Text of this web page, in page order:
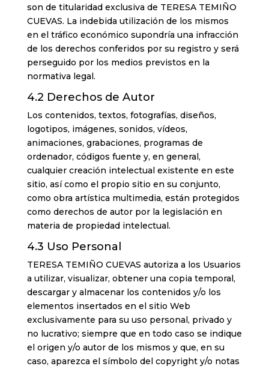
son de titularidad exclusiva de TERESA TEMIÑO
CUEVAS. La indebida utilización de los mismos
en el tráfico económico supondría una infracción
de los derechos conferidos por su registro y será
perseguido por los medios previstos en la
normativa legal.
4.2 Derechos de Autor
Los contenidos, textos, fotografías, diseños,
logotipos, imágenes, sonidos, vídeos,
animaciones, grabaciones, programas de
ordenador, códigos fuente y, en general,
cualquier creación intelectual existente en este
sitio, así como el propio sitio en su conjunto,
como obra artística multimedia, están protegidos
como derechos de autor por la legislación en
materia de propiedad intelectual.
4.3 Uso Personal
TERESA TEMIÑO CUEVAS autoriza a los Usuarios
a utilizar, visualizar, obtener una copia temporal,
descargar y almacenar los contenidos y/o los
elementos insertados en el sitio Web
exclusivamente para su uso personal, privado y
no lucrativo; siempre que en todo caso se indique
el origen y/o autor de los mismos y que, en su
caso, aparezca el símbolo del copyright y/o notas